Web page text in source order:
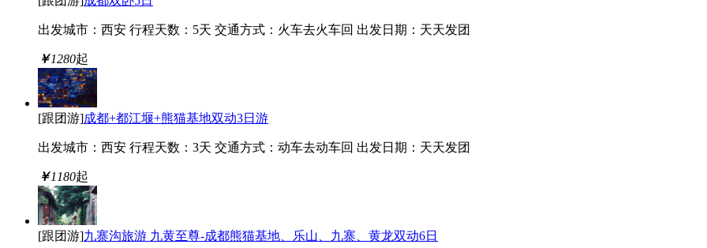
出发城市：西安 行程天数：5天 交通方式：火车去火车回 出发日期：天天发团
￥1280起
[跟团游]成都+都江堰+熊猫基地双动3日游
出发城市：西安 行程天数：3天 交通方式：动车去动车回 出发日期：天天发团
￥1180起
[跟团游]九寨沟旅游 九黄至尊-成都熊猫基地、乐山、九寨、黄龙双动6日